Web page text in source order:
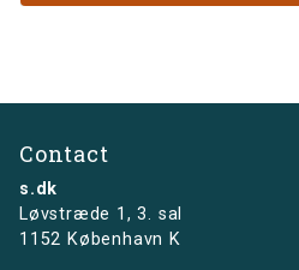
Contact
s.dk
Løvstræde 1,3. sal
1152 København K